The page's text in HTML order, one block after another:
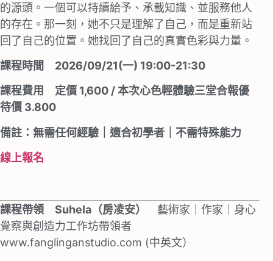
的源頭。⼀個可以持續給予、承載知識、並服務他⼈
的存在。那⼀刻，她不只是理解了⾃⼰，⽽是重新站
回了⾃⼰的位置。她找回了⾃⼰的真實⾊彩與⼒量。
課程時間 2026/09/21(一) 19:00-21:30
課程費用 定價 1,600 / 本次心色輕體驗三堂合報優
待價 3.800
備註：無需任何經驗｜適合初學者｜不需特殊能⼒
線上報名
課程帶領 Suhela（房凌安） 藝術家｜作家｜身⼼
覺察與創造⼒⼯作坊帶領者
www.fanglinganstudio.com (中英⽂）